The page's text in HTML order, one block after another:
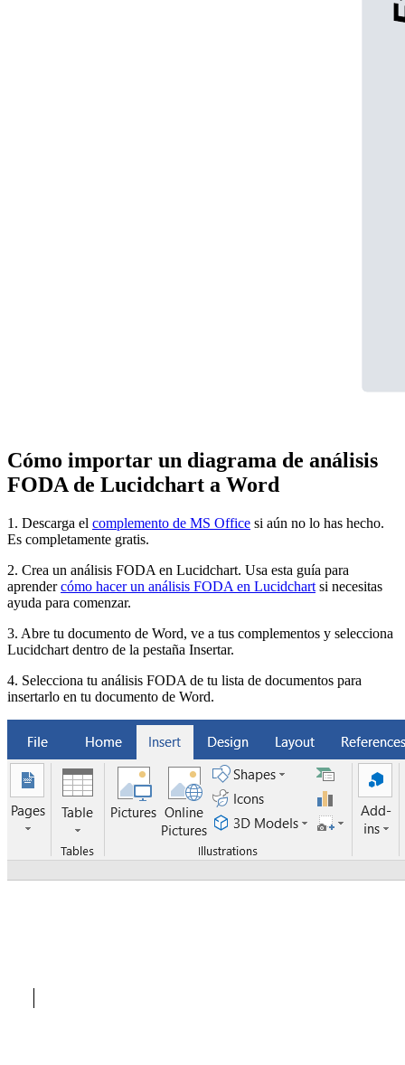
Cómo importar un diagrama de análisis
FODA de Lucidchart a Word
1. Descarga el complemento de MS Office si aún no lo has hecho.
Es completamente gratis.
2. Crea un análisis FODA en Lucidchart. Usa esta guía para
aprendercómo hacer un análisis FODA en Lucidchart si necesitas
ayuda para comenzar.
3. Abre tu documento de Word, ve a tus complementos y selecciona
Lucidchart dentro de la pestaña Insertar.
4. Selecciona tu análisis FODA de tu lista de documentos para
insertarlo en tu documento de Word.